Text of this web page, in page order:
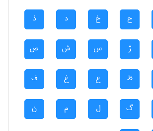
ح خ د ذ
ژ س ش ص
ظ ع غ ف
گ ل م ن